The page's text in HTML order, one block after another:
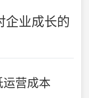
企业成长的
营成本